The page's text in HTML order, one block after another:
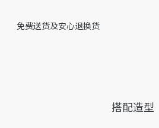
关问题，请致电迪奥客服中心。
免费送货及安心退换货
搭配造型